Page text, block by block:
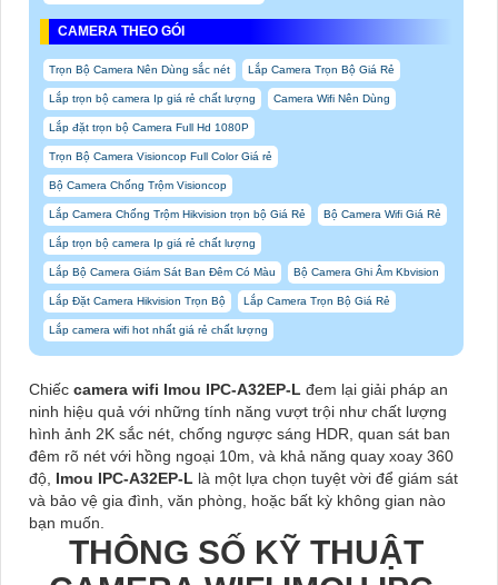
CAMERA THEO GÓI
Trọn Bộ Camera Nên Dùng sắc nét Lắp Camera Trọn Bộ Giá Rẻ
Lắp trọn bộ camera Ip giá rẻ chất lượng Camera Wifi Nên Dùng
Lắp đặt trọn bộ Camera Full Hd 1080P
Trọn Bộ Camera Visioncop Full Color Giá rẻ
Bộ Camera Chống Trộm Visioncop
Lắp Camera Chống Trộm Hikvision trọn bộ Giá Rẻ Bộ Camera Wifi Giá Rẻ
Lắp trọn bộ camera Ip giá rẻ chất lượng
Lắp Bộ Camera Giám Sát Ban Đêm Có Màu Bộ Camera Ghi Âm Kbvision
Lắp Đặt Camera Hikvision Trọn Bộ Lắp Camera Trọn Bộ Giá Rẻ
Lắp camera wifi hot nhất giá rẻ chất lượng
Chiếc camera wifi Imou IPC-A32EP-L đem lại giải pháp an
ninh hiệu quả với những tính năng vượt trội như chất lượng
hình ảnh 2K sắc nét, chống ngược sáng HDR, quan sát ban
đêm rõ nét với hồng ngoại 10m, và khả năng quay xoay 360
độ, Imou IPC-A32EP-L là một lựa chọn tuyệt vời để giám sát
và bảo vệ gia đình, văn phòng, hoặc bất kỳ không gian nào
bạn muốn.
THÔNG SỐ KỸ THUẬT